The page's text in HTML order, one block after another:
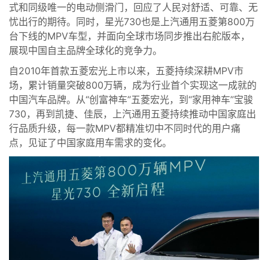
式和同级唯一的电动侧滑门，回应了人民对舒适、可靠、无
忧出行的期待。同时，星光730也是上汽通用五菱第800万
台下线的MPV车型，并面向全球市场同步推出右舵版本，
展现中国自主品牌全球化的竞争力。
自2010年首款五菱宏光上市以来，五菱持续深耕MPV市
场，累计销量突破800万辆，成为行业首个实现这一成就的
中国汽车品牌。从“创富神车”五菱宏光，到“家用神车”宝骏
730，再到凯捷、佳辰，上汽通用五菱持续推动中国家庭出
行品质升级，每一款MPV都精准切中不同时代的用户痛
点，见证了中国家庭用车需求的变化。